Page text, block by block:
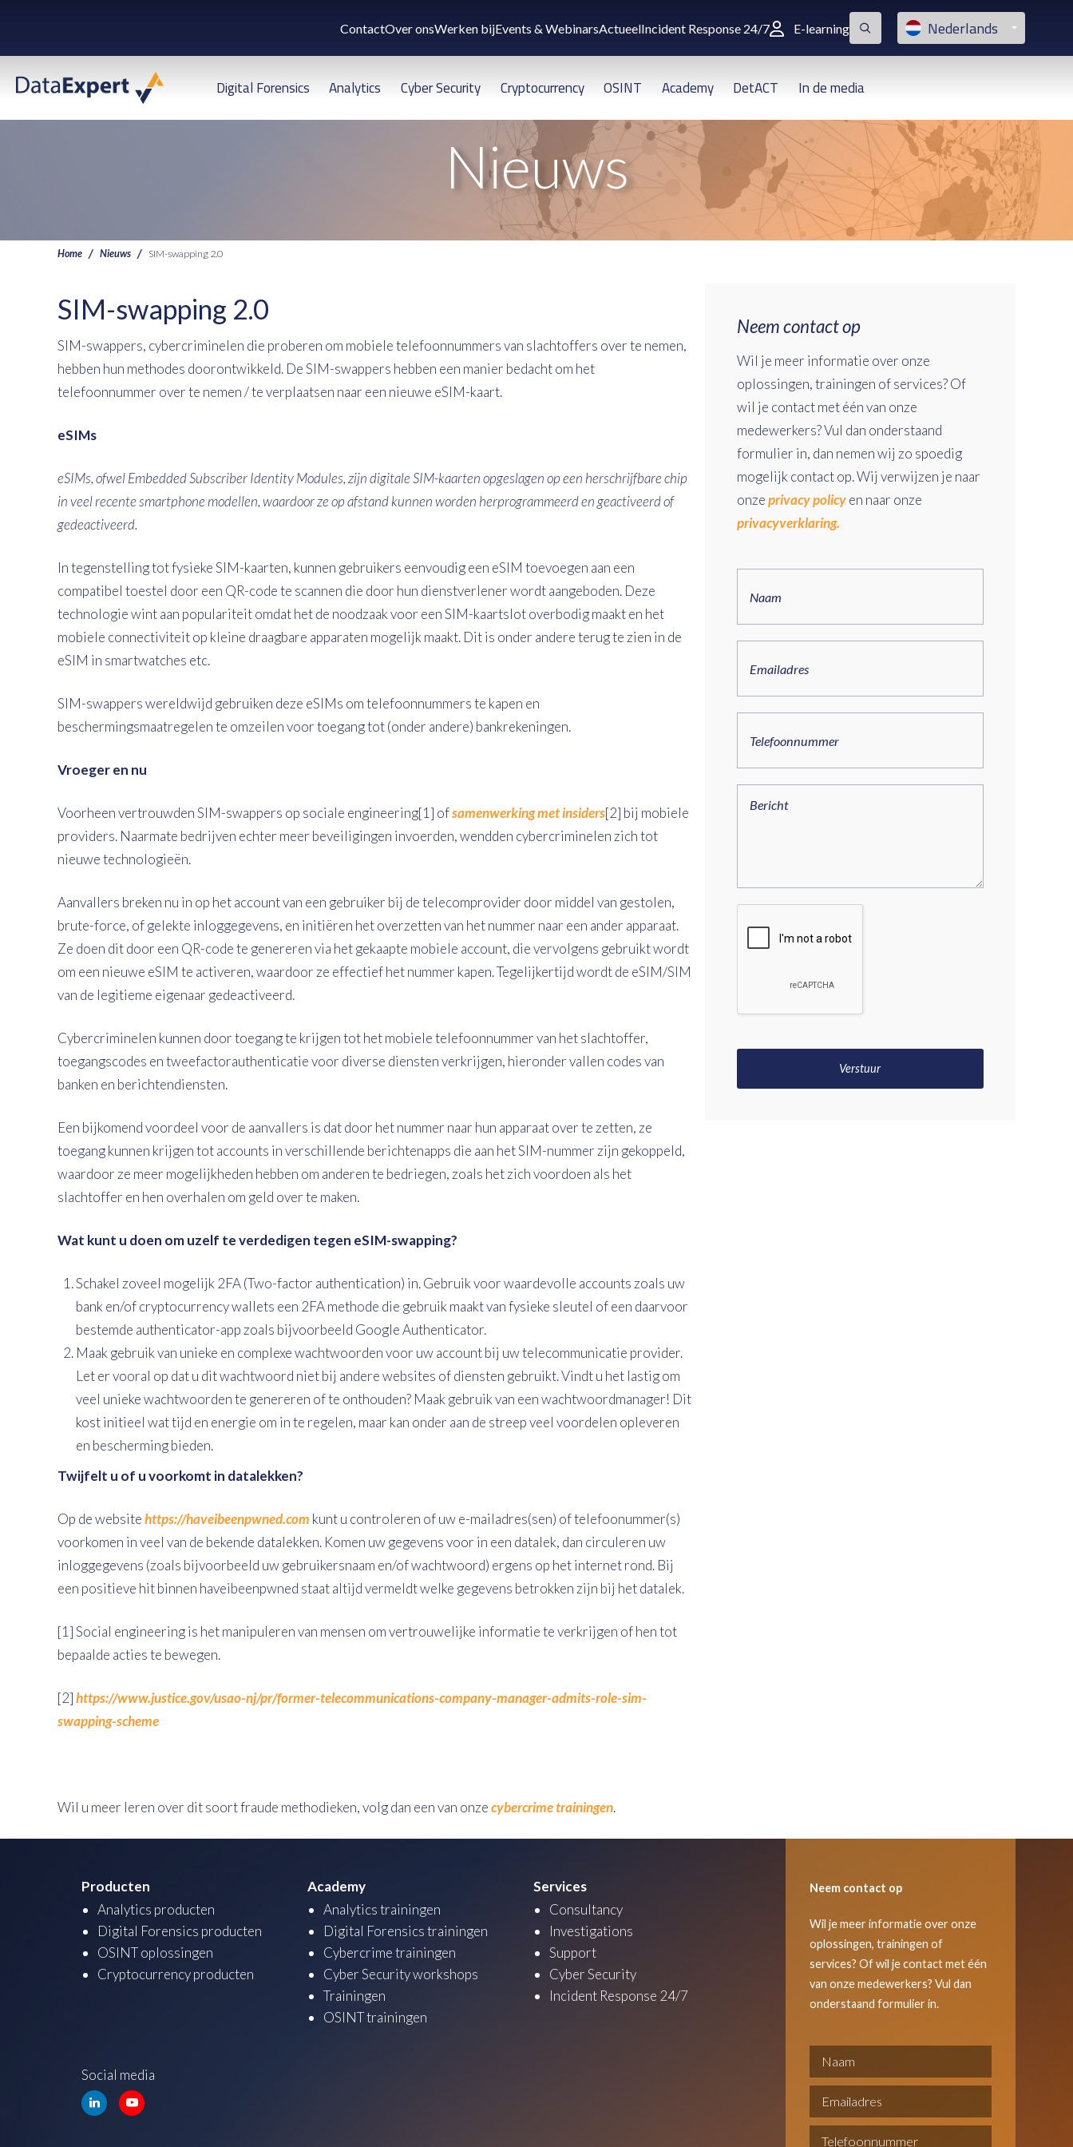
ContactOver onsWerken bijEvents & WebinarsActueelIncident Response 24/7 E-learning Nederlands
Digital Forensics Analytics Cyber Security Cryptocurrency OSINT Academy DetACT In de media
Nieuws
Home Nieuws SIM-swapping 2.0
SIM-swapping 2.0
SIM-swappers, cybercriminelen die proberen om mobiele telefoonnummers van slachtoffers over te nemen,
hebben hun methodes doorontwikkeld. De SIM-swappers hebben een manier bedacht om het
telefoonnummer over te nemen / te verplaatsen naar een nieuwe eSIM-kaart.
eSIMs
eSIMs, ofwel Embedded Subscriber Identity Modules, zijn digitale SIM-kaarten opgeslagen op een herschrijfbare chip
in veel recente smartphone modellen, waardoor ze op afstand kunnen worden herprogrammeerd en geactiveerd of
gedeactiveerd.
In tegenstelling tot fysieke SIM-kaarten, kunnen gebruikers eenvoudig een eSIM toevoegen aan een
compatibel toestel door een QR-code te scannen die door hun dienstverlener wordt aangeboden. Deze
technologie wint aan populariteit omdat het de noodzaak voor een SIM-kaartslot overbodig maakt en het
mobiele connectiviteit op kleine draagbare apparaten mogelijk maakt. Dit is onder andere terug te zien in de
eSIM in smartwatches etc.
SIM-swappers wereldwijd gebruiken deze eSIMs om telefoonnummers te kapen en
beschermingsmaatregelen te omzeilen voor toegang tot (onder andere) bankrekeningen.
Vroeger en nu
Voorheen vertrouwden SIM-swappers op sociale engineering[1] ofsamenwerking met insiders[2] bij mobiele
providers. Naarmate bedrijven echter meer beveiligingen invoerden, wendden cybercriminelen zich tot
nieuwe technologieën.
Aanvallers breken nu in op het account van een gebruiker bij de telecomprovider door middel van gestolen,
brute-force, of gelekte inloggegevens, en initiëren het overzetten van het nummer naar een ander apparaat.
Ze doen dit door een QR-code te genereren via het gekaapte mobiele account, die vervolgens gebruikt wordt
om een nieuwe eSIM te activeren, waardoor ze effectief het nummer kapen. Tegelijkertijd wordt de eSIM/SIM
van de legitieme eigenaar gedeactiveerd.
Cybercriminelen kunnen door toegang te krijgen tot het mobiele telefoonnummer van het slachtoffer,
toegangscodes en tweefactorauthenticatie voor diverse diensten verkrijgen, hieronder vallen codes van
banken en berichtendiensten.
Een bijkomend voordeel voor de aanvallers is dat door het nummer naar hun apparaat over te zetten, ze
toegang kunnen krijgen tot accounts in verschillende berichtenapps die aan het SIM-nummer zijn gekoppeld,
waardoor ze meer mogelijkheden hebben om anderen te bedriegen, zoals het zich voordoen als het
slachtoffer en hen overhalen om geld over te maken.
Wat kunt u doen om uzelf te verdedigen tegen eSIM-swapping?
Schakel zoveel mogelijk 2FA (Two-factor authentication) in. Gebruik voor waardevolle accounts zoals uw
bank en/of cryptocurrency wallets een 2FA methode die gebruik maakt van fysieke sleutel of een daarvoor
bestemde authenticator-app zoals bijvoorbeeld Google Authenticator.
Maak gebruik van unieke en complexe wachtwoorden voor uw account bij uw telecommunicatie provider.
Let er vooral op dat u dit wachtwoord niet bij andere websites of diensten gebruikt. Vindt u het lastig om
veel unieke wachtwoorden te genereren of te onthouden? Maak gebruik van een wachtwoordmanager! Dit
kost initieel wat tijd en energie om in te regelen, maar kan onder aan de streep veel voordelen opleveren
en bescherming bieden.
Twijfelt u of u voorkomt in datalekken?
Op de websitehttps://haveibeenpwned.com kunt u controleren of uw e-mailadres(sen) of telefoonummer(s)
voorkomen in veel van de bekende datalekken. Komen uw gegevens voor in een datalek, dan circuleren uw
inloggegevens (zoals bijvoorbeeld uw gebruikersnaam en/of wachtwoord) ergens op het internet rond. Bij
een positieve hit binnen haveibeenpwned staat altijd vermeldt welke gegevens betrokken zijn bij het datalek.
[1]Social engineering is het manipuleren van mensen om vertrouwelijke informatie te verkrijgen of hen tot
bepaalde acties te bewegen.
[2]https://www.justice.gov/usao-nj/pr/former-telecommunications-company-manager-admits-role-sim-
swapping-scheme
Wil u meer leren over dit soort fraude methodieken, volg dan een van onzecybercrime trainingen.
Neem contact op
Wil je meer informatie over onze
oplossingen, trainingen of services? Of
wil je contact met één van onze
medewerkers? Vul dan onderstaand
formulier in, dan nemen wij zo spoedig
mogelijk contact op. Wij verwijzen je naar
onzeprivacy policyen naar onze
privacyverklaring.
Producten
Analytics producten
Digital Forensics producten
OSINT oplossingen
Cryptocurrency producten
Academy
Analytics trainingen
Digital Forensics trainingen
Cybercrime trainingen
Cyber Security workshops
Trainingen
OSINT trainingen
Services
Consultancy
Investigations
Support
Cyber Security
Incident Response 24/7
Social media
Neem contact op
Wil je meer informatie over onze
oplossingen, trainingen of
services? Of wil je contact met één
van onze medewerkers? Vul dan
onderstaand formulier in.